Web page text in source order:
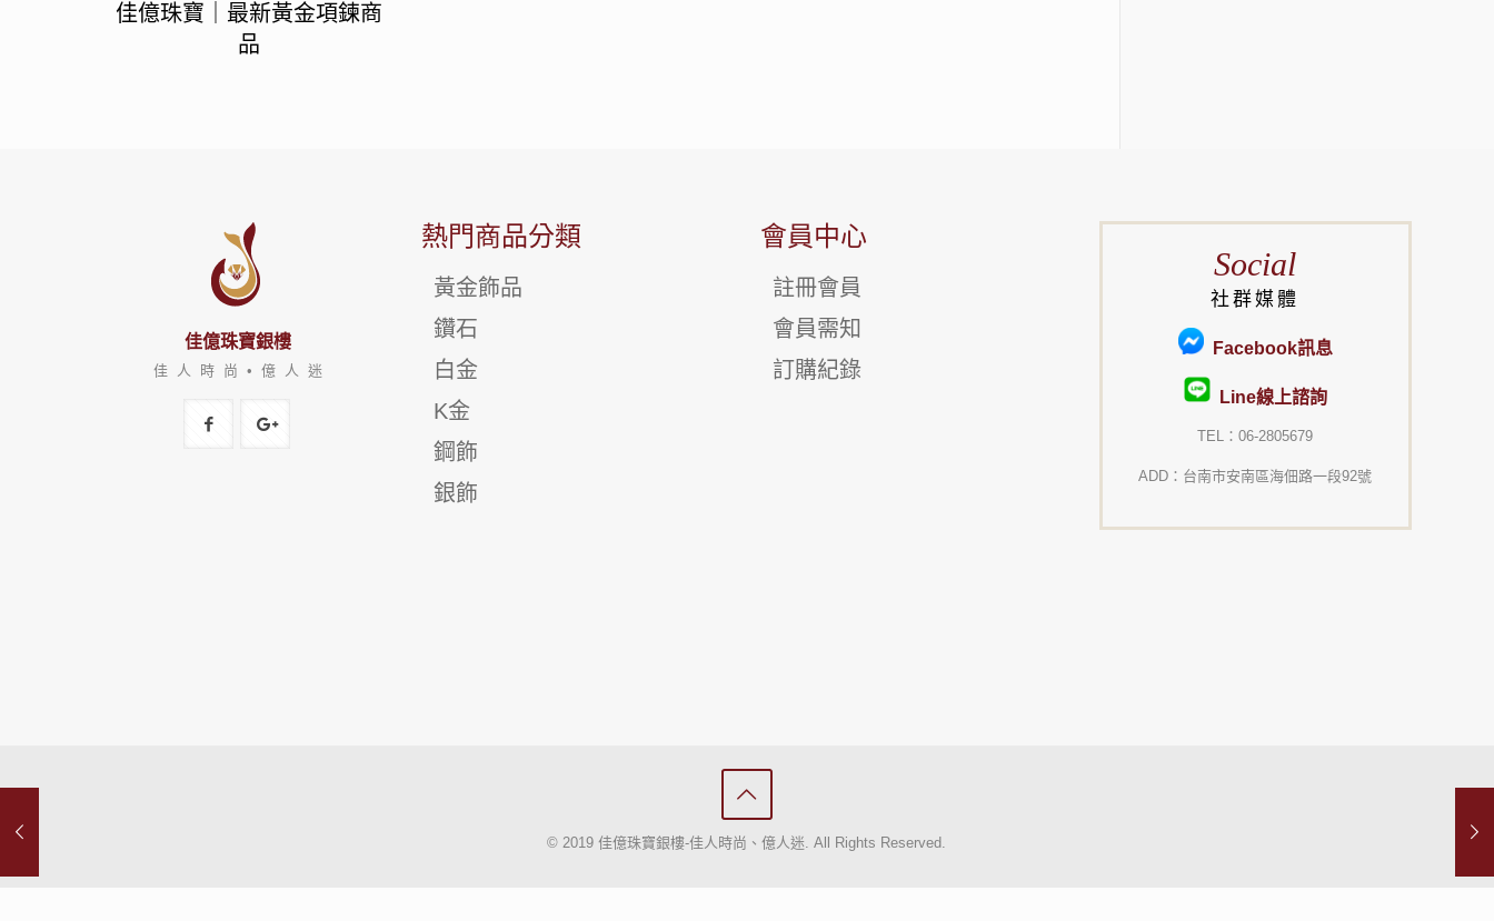
佳億珠寶｜最新黃金項鍊商
品
佳億珠寶銀樓
佳 人 時 尚 • 億 人 迷
熱門商品分類
黃金飾品
鑽石
白金
K金
鋼飾
銀飾
會員中心
註冊會員
會員需知
訂購紀錄
Social
社群媒體
Facebook訊息
Line線上諮詢
TEL：06-2805679
ADD：台南市安南區海佃路一段92號
© 2019 佳億珠寶銀樓-佳人時尚、億人迷. All Rights Reserved.